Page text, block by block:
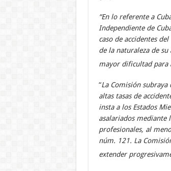
“En lo referente a
Independiente de
caso de accidentes
de la naturaleza de
mayor dificultad para
“La Comisión subraya
altas tasas de
insta a los Estados
asalariados mediante
profesionales, al
núm. 121. La
extender